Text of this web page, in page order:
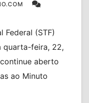
Federal (STF)
quarta-feira, 22,
aberto
ao Minuto